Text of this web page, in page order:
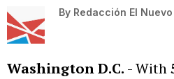
By Redacción El Nuevo
Washington D.C. - With